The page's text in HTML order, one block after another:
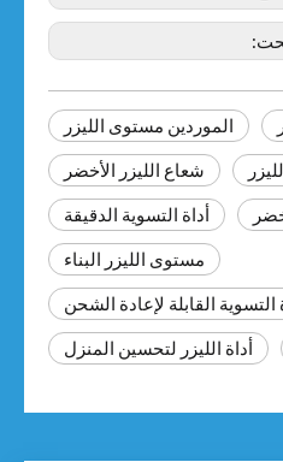
الموردين مستوى الليزر
شعاع الليزر الأخضر
أداة التسوية الدقيقة
مستوى الليزر البناء
التسوية القابلة لإعادة الشحن
أداة الليزر لتحسين المنزل